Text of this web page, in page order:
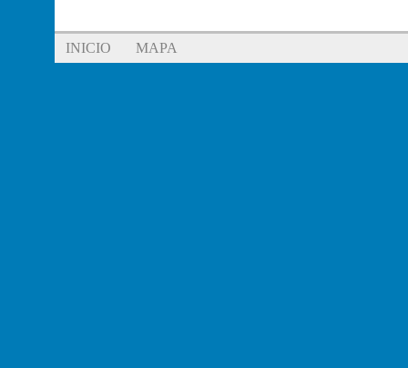
INICIO MAPA